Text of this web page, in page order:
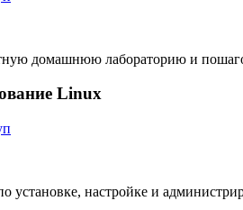
домашнюю лабораторию и
Linux
установке, настройке и